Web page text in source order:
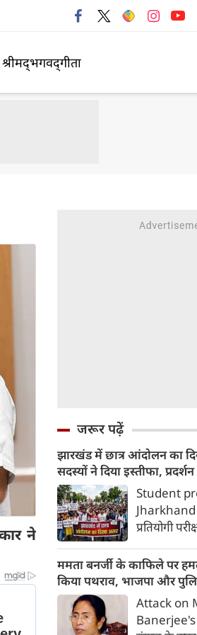
श्रीमद्‍भगवद्‍गीता
ने
जरूर पढ़ें
झारखंड में छात्र आंदोलन का
सदस्‍यों ने दिया इस्‍तीफा,
CM हेमंत सोरेन? Student
Jharkhand
प्रतियोगी
छात्र
सेवा आयोग
(अजीता
और जमाल
इस्तीफा दे
ममता बनर्जी के काफिले पर
किया पथराव, भाजपा और
Attack on